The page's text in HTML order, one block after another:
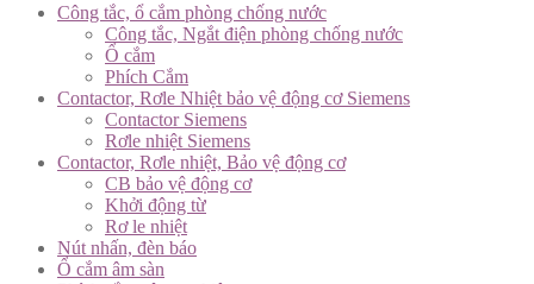
Công tắc, ổ cắm phòng chống nước
Công tắc, Ngắt điện phòng chống nước
Ổ cắm
Phích Cắm
Contactor, Rơle Nhiệt bảo vệ động cơ Siemens
Contactor Siemens
Rơle nhiệt Siemens
Contactor, Rơle nhiệt, Bảo vệ động cơ
CB bảo vệ động cơ
Khởi động từ
Rơ le nhiệt
Nút nhấn, đèn báo
Ổ cắm âm sàn